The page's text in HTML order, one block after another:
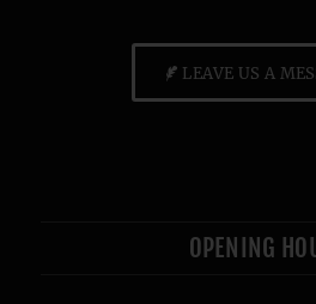
LEAVE US A
OPENING